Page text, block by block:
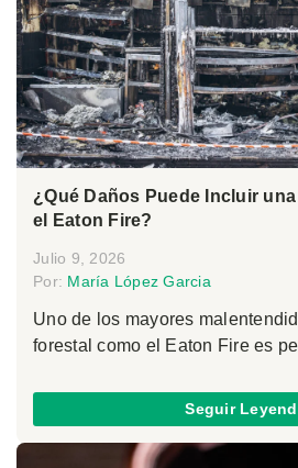
¿Qué Daños Puede Incluir
el Eaton Fire?
Julio 9, 2026
Por: María López Garcia
Uno de los mayores
forestal como el Eaton Fire es
Seguir